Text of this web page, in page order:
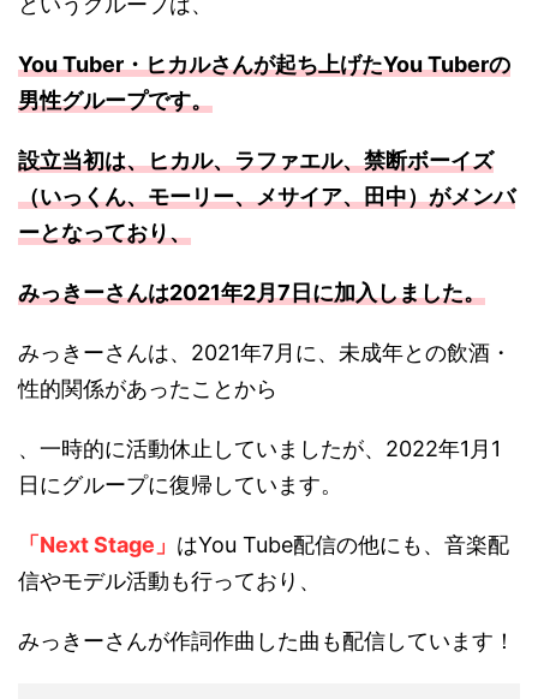
You Tuber・ヒカルさんが起ち上げたYou Tuberの
男性グループです。
設立当初は、ヒカル、ラファエル、禁断ボーイズ
（いっくん、モーリー、メサイア、田中）がメンバ
ーとなっており、
みっきーさんは2021年2月7日に加入しました。
みっきーさんは、2021年7月に、未成年との飲酒・
性的関係があったことから
、一時的に活動休止していましたが、2022年1月1
日にグループに復帰しています。
「Next Stage」 はYou Tube配信の他にも、音楽配
信やモデル活動も行っており、
みっきーさんが作詞作曲した曲も配信しています！